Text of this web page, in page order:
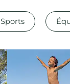
Sports